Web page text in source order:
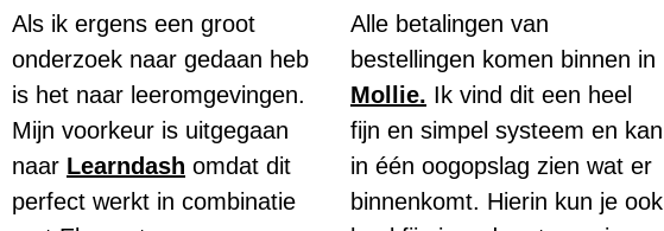
Als ik ergens een groot
onderzoek naar gedaan heb
is het naar leeromgevingen.
Mijn voorkeur is uitgegaan
naar Learndash omdat dit
perfect werkt in combinatie
Alle betalingen van
bestellingen komen binnen in
Mollie. Ik vind dit een heel
fijn en simpel systeem en kan
in één oogopslag zien wat er
binnenkomt. Hierin kun je ook